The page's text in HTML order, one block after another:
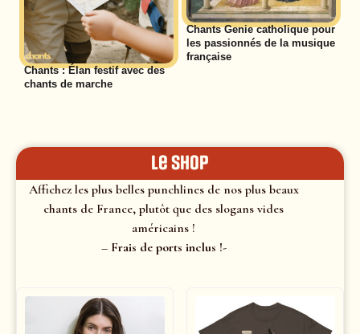
Chants : Élan festif avec des
chants de marche
Chants Genie catholique pour
les passionnés de la musique
française
le shop
Affichez les plus belles punchlines de nos plus beaux
chants de France, plutôt que des slogans vides
américains !
– Frais de ports inclus !-